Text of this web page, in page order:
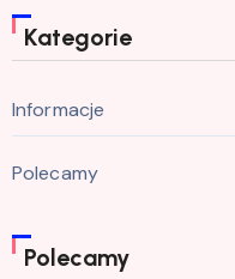
Kategorie
Informacje
Polecamy
Polecamy